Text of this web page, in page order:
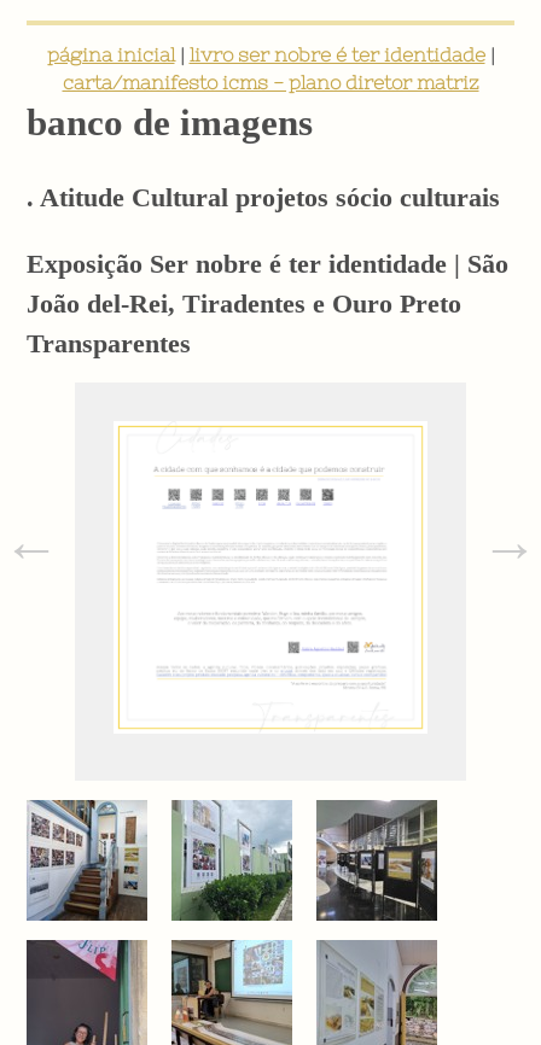
página inicial| livro ser nobre é ter identidade|
carta/manifesto icms - plano diretor matriz
banco de imagens
. Atitude Cultural projetos sócio culturais
Exposição Ser nobre é ter identidade | São
João del-Rei, Tiradentes e Ouro Preto
Transparentes
← →